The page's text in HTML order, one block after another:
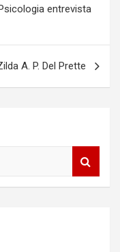
entrevista
A. P. Del Prette